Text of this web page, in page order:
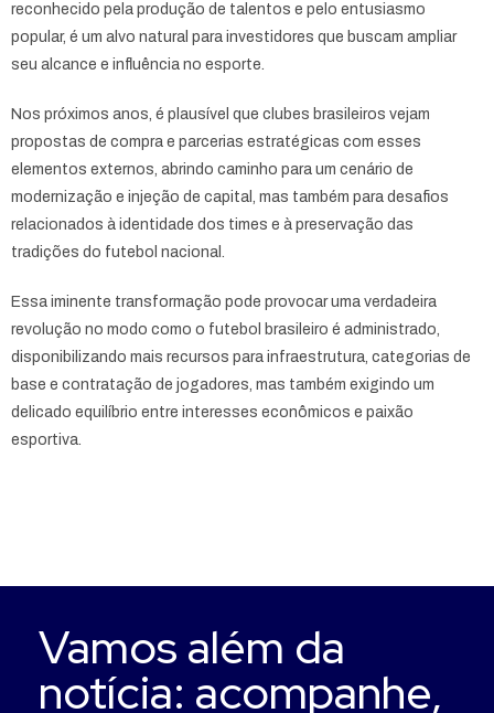
reconhecido pela produção de talentos e pelo entusiasmo
popular, é um alvo natural para investidores que buscam ampliar
seu alcance e influência no esporte.
Nos próximos anos, é plausível que clubes brasileiros vejam
propostas de compra e parcerias estratégicas com esses
elementos externos, abrindo caminho para um cenário de
modernização e injeção de capital, mas também para desafios
relacionados à identidade dos times e à preservação das
tradições do futebol nacional.
Essa iminente transformação pode provocar uma verdadeira
revolução no modo como o futebol brasileiro é administrado,
disponibilizando mais recursos para infraestrutura, categorias de
base e contratação de jogadores, mas também exigindo um
delicado equilíbrio entre interesses econômicos e paixão
esportiva.
Vamos além da
notícia: acompanhe,